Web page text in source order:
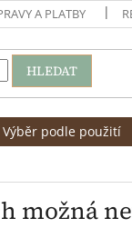
A PLATBY
HLEDAT
Výběr podle použití
možná